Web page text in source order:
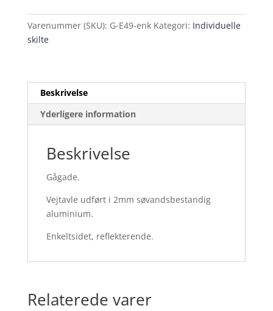
Varenummer (SKU): G-E49-enk Kategori: Individuelle
skilte
Beskrivelse
Yderligere information
Beskrivelse
Gågade.
Vejtavle udført i 2mm søvandsbestandig
aluminium.
Enkeltsidet, reflekterende.
Relaterede varer